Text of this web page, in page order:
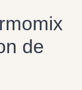
de